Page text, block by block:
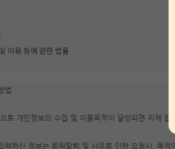
이용 등에 관한 법률
법
로 개인정보의 수집 및 이용목적이 달성되면 지체
력하신 정보는 회원탈퇴 및 사유로 인한 요청시, 목